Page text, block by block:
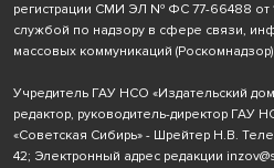
регистрации СМИ ЭЛ № ФС 77-66488 от
службой по надзору в сфере связи,
массовых коммуникаций (Роскомнадзор)
Учредитель ГАУ НСО «Издательский
редактор, руководитель-директор ГАУ
«Советская Сибирь» - Шрейтер Н.В.
42; Электронный адрес редакции